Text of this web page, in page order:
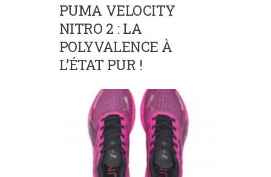
PUMA VELOCITY
NITRO 2 : LA
POLYVALENCE À
L’ÉTAT PUR !